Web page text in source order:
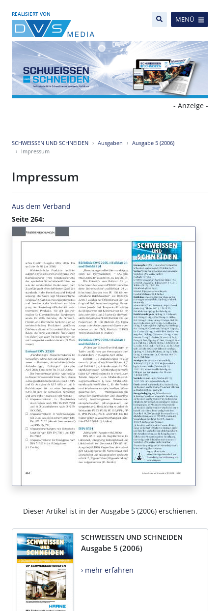
REALISIERT VON
MENÜ
- Anzeige -
SCHWEISSEN UND SCHNEIDEN Ausgaben
Ausgabe 5 (2006)
Impressum
Impressum
Aus dem Verband
Seite 264:
Dieser Artikel ist in der Ausgabe 5 (2006) erschienen.
SCHWEISSEN UND SCHNEIDEN
Ausgabe 5 (2006)
› mehr erfahren